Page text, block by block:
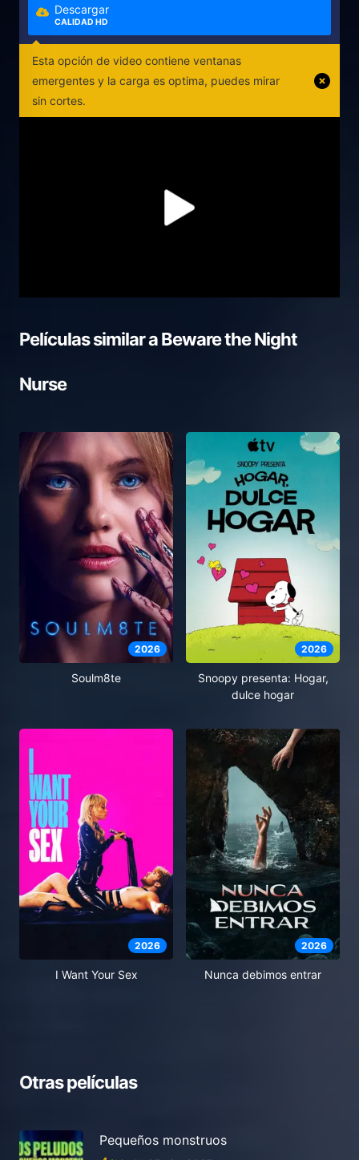
Descargar
CALIDAD HD
Esta opción de video contiene ventanas
emergentes y la carga es optima, puedes mirar
sin cortes.
Películas similar aBeware the Night
Nurse
2026
Soulm8te
2026
Snoopy presenta: Hogar,
dulce hogar
2026
I Want Your Sex
2026
Nunca debimos entrar
Otras películas
Pequeños monstruos